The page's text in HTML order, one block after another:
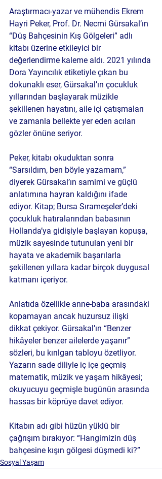
Araştırmacı-yazar ve mühendis Ekrem
Hayri Peker, Prof. Dr. Necmi Gürsakal’ın
“Düş Bahçesinin Kış Gölgeleri” adlı
kitabı üzerine etkileyici bir
değerlendirme kaleme aldı. 2021 yılında
Dora Yayıncılık etiketiyle çıkan bu
dokunaklı eser, Gürsakal’ın çocukluk
yıllarından başlayarak müzikle
şekillenen hayatını, aile içi çatışmaları
ve zamanla bellekte yer eden acıları
gözler önüne seriyor.
Peker, kitabı okuduktan sonra
“Sarsıldım, ben böyle yazamam,”
diyerek Gürsakal’ın samimi ve güçlü
anlatımına hayran kaldığını ifade
ediyor. Kitap; Bursa Sırameşeler’deki
çocukluk hatıralarından babasının
Hollanda’ya gidişiyle başlayan kopuşa,
müzik sayesinde tutunulan yeni bir
hayata ve akademik başarılarla
şekillenen yıllara kadar birçok duygusal
katmanı içeriyor.
Anlatıda özellikle anne-baba arasındaki
kopamayan ancak huzursuz ilişki
dikkat çekiyor. Gürsakal’ın “Benzer
hikâyeler benzer ailelerde yaşanır”
sözleri, bu kırılgan tabloyu özetliyor.
Yazarın sade diliyle iç içe geçmiş
matematik, müzik ve yaşam hikâyesi;
okuyucuyu geçmişle bugünün arasında
hassas bir köprüye davet ediyor.
Kitabın adı gibi hüzün yüklü bir
çağrışım bırakıyor: “Hangimizin düş
bahçesine kışın gölgesi düşmedi ki?”
Sosyal Yaşam